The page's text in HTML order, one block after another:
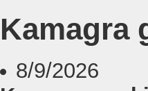
Kamagra
8/9/2026